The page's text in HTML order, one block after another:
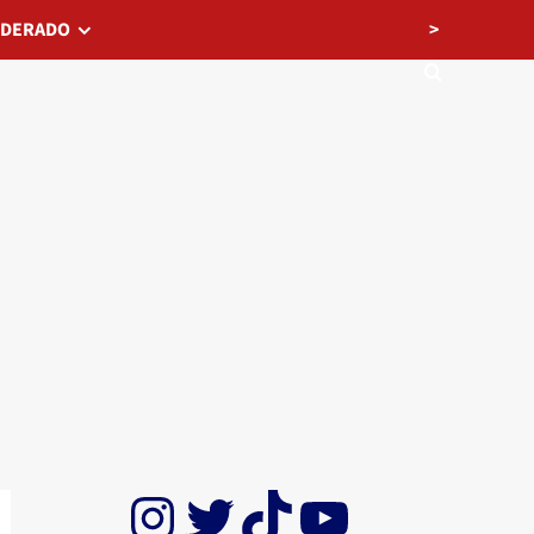
>
Instagram
Twitter
TikTok
YouTube